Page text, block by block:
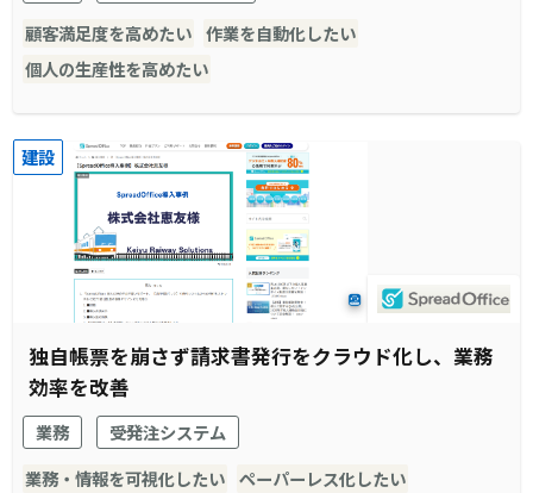
顧客満足度を高めたい 作業を自動化したい
個人の生産性を高めたい
建設
独自帳票を崩さず請求書発行をクラウド化し、業務
効率を改善
業務
受発注システム
業務・情報を可視化したい ペーパーレス化したい